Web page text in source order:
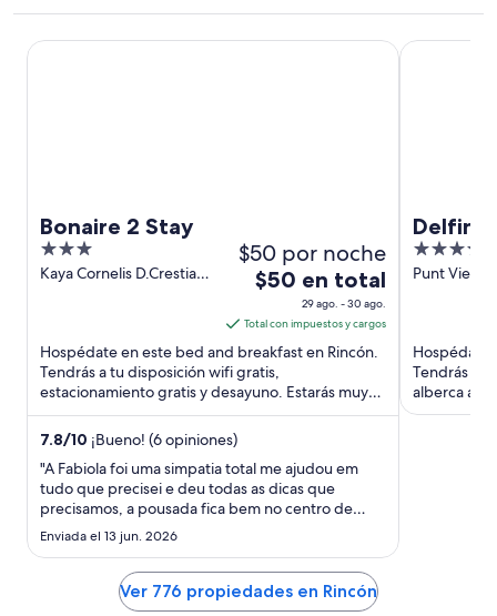
Bonaire 2 Stay
3
out
Kaya Cornelis D.Crestiaan
$50 por noche
El
precio
es
de
$50
en
total
noche
del
29
al
30
ago
$50 en total
29 ago. - 30 ago.
Total con impuestos y cargos
Hospédate en este bed and breakfast en Rincón.
Tendrás a tu disposición wifi gratis,
estacionamiento gratis y desayuno. Estarás muy
cerca de atracciones como ...
7.8/10 ¡Bueno! (6 opiniones)
"A Fabiola foi uma simpatia total me ajudou em
tudo que precisei e deu todas as dicas que
precisamos, a pousada fica bem no centro de
Rincom bem licalizada pra quem quer conhecer a
parte mais cultural de Bonaire super recomendo"
Enviada el 13 jun. 2026
Bonaire 2 Stay
Delfins
4
out
Punt
Hospédate
Tendrás a
alberca al
huéspedes
Delfins
Ver 776 propiedades en Rincón